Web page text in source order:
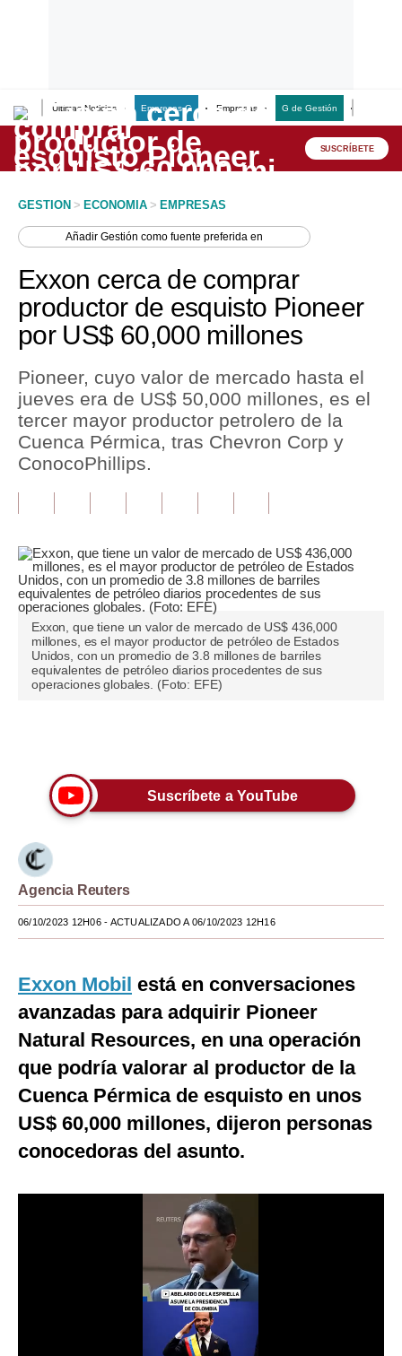
Últimas Noticias Empresas G Empresas G de Gestión
Lo último
Peru Quiosco
Economía
Mercados
Política
Tu Dinero
Finanzas Personales
Opinión
Editorial
Pregunta de hoy
Blogs
Viajes
Estilos
Mundo
EEUU
España
Internacional
Tecnología
Club del Suscriptor
Mix
SUSCRÍBETE
GESTION > ECONOMIA > EMPRESAS
AñadirGestión como fuente preferida en
Exxon cerca de comprar
productor de esquisto Pioneer
por US$ 60,000 millones
Pioneer, cuyo valor de mercado hasta el
jueves era de US$ 50,000 millones, es el
tercer mayor productor petrolero de la
Cuenca Pérmica, tras Chevron Corp y
ConocoPhillips.
Exxon, que tiene un valor de mercado de US$ 436,000
millones, es el mayor productor de petróleo de Estados
Unidos, con un promedio de 3.8 millones de barriles
equivalentes de petróleo diarios procedentes de sus
operaciones globales. (Foto: EFE)
Suscríbete a YouTube
Agencia Reuters
06/10/2023 12H06- ACTUALIZADO A 06/10/2023 12H16
Exxon Mobil está en conversaciones
avanzadas para adquirir Pioneer
Natural Resources, en una operación
que podría valorar al productor de la
Cuenca Pérmica de esquisto en unos
US$ 60,000 millones, dijeron personas
conocedoras del asunto.